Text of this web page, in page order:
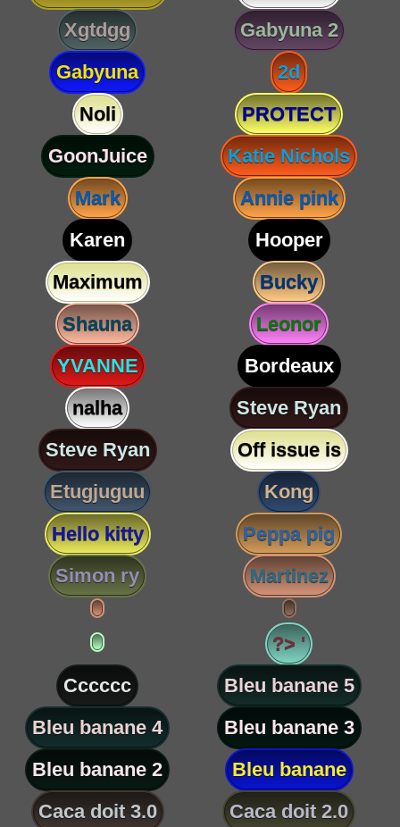
Xgtdgg
Gabyuna 2
Gabyuna
2d
Noli
PROTECT
GoonJuice
Katie Nichols
Mark
Annie pink
Karen
Hooper
Maximum
Bucky
Shauna
Leonor
YVANNE
Bordeaux
nalha
Steve Ryan
Steve Ryan
Off issue is
Etugjuguu
Kong
Hello kitty
Peppa pig
Simon ry
Martinez
?> '
Cccccc
Bleu banane 5
Bleu banane 4
Bleu banane 3
Bleu banane 2
Bleu banane
Caca doit 3.0
Caca doit 2.0